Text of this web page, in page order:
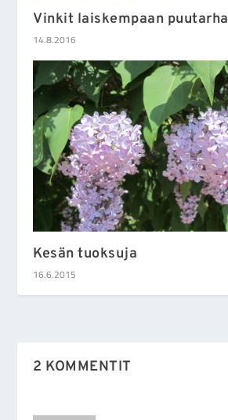
Vinkit laiskempaan
14.8.2016
Kesän tuoksuja
16.6.2015
2 KOMMENTIT